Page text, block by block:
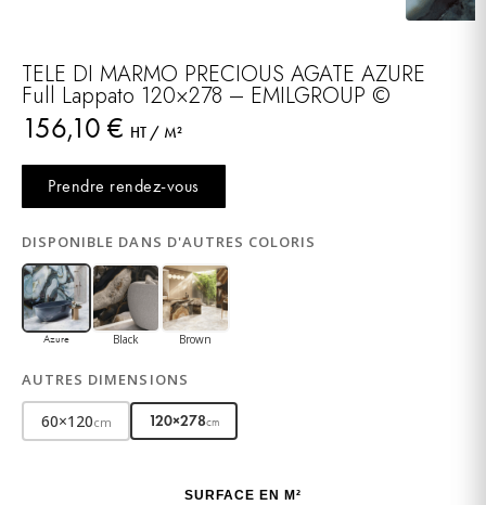
TELE DI MARMO PRECIOUS AGATE AZURE
Full Lappato 120×278 – EMILGROUP ©
156,10 € HT / M²
Prendre rendez-vous
DISPONIBLE DANS D'AUTRES COLORIS
Azure Black Brown
AUTRES DIMENSIONS
60×120cm 120×278cm
SURFACE EN M²